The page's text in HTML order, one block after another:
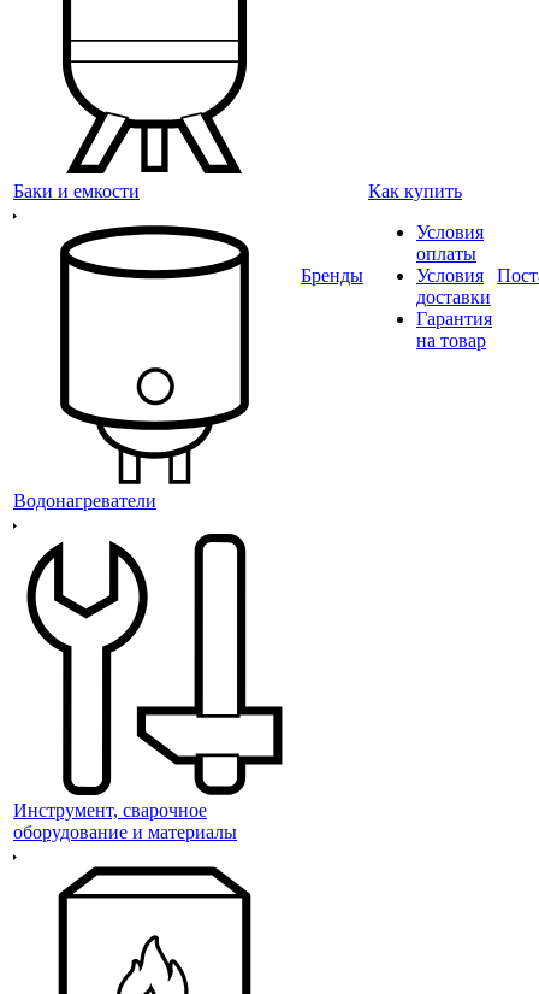
Баки и емкости
Водонагреватели
Инструмент, сварочное
оборудование и материалы
Бренды
Как купить
Условия
оплаты
Условия
доставки
Гарантия
на товар